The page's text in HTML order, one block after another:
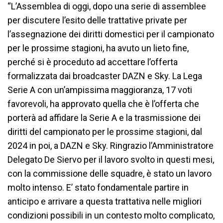
“L’Assemblea di oggi, dopo una serie di assemblee
per discutere l’esito delle trattative private per
l’assegnazione dei diritti domestici per il campionato
per le prossime stagioni, ha avuto un lieto fine,
perché si è proceduto ad accettare l’offerta
formalizzata dai broadcaster DAZN e Sky. La Lega
Serie A con un’ampissima maggioranza, 17 voti
favorevoli, ha approvato quella che è l’offerta che
porterà ad affidare la Serie A e la trasmissione dei
diritti del campionato per le prossime stagioni, dal
2024 in poi, a DAZN e Sky. Ringrazio l’Amministratore
Delegato De Siervo per il lavoro svolto in questi mesi,
con la commissione delle squadre, è stato un lavoro
molto intenso. E’ stato fondamentale partire in
anticipo e arrivare a questa trattativa nelle migliori
condizioni possibili in un contesto molto complicato,